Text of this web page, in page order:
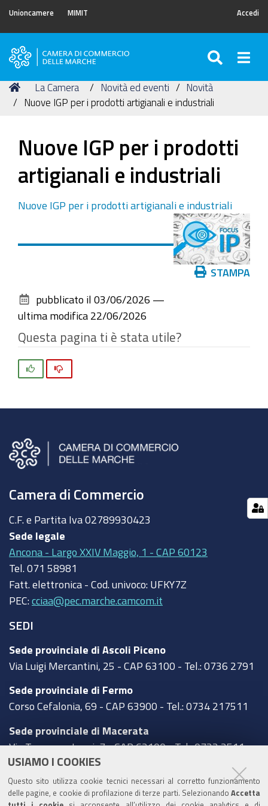
USIAMO I COOKIES
Questo sito utilizza cookie tecnici necessari al corretto funzionamento
delle pagine, e cookie di profilazione di terze parti. Selezionando Accetta
Unioncamere MIMIT Accedi
Camera
Commercio
delle
Tu
sei
Home
La Camera Novità ed eventi
Novità
Nuove IGP per i prodotti artigianali e industriali
Nuove IGP per i prodotti
artigianali e industriali
Nuove IGP per i prodotti artigianali e industriali
documento
STAMPA
pubblicato il 03/06/2026 —
ultima modifica 22/06/2026
Questa pagina ti è stata utile?
Camera di Commercio
C.F. e Partita Iva 02789930423
Sede legale
Ancona - Largo XXIV Maggio, 1 - CAP 60123
Tel. 071 58981
Fatt. elettronica - Cod. univoco: UFKY7Z
PEC: cciaa@pec.marche.camcom.it
SEDI
Sede provinciale di Ascoli Piceno
Via Luigi Mercantini, 25 - CAP 63100 - Tel.: 0736 2791
Sede provinciale di Fermo
Corso Cefalonia, 69 - CAP 63900 - Tel.: 0734 217511
Sede provinciale di Macerata
Via Tommaso Lauri, 7 - CAP 62100 - Tel.: 0733 2511
Corso XI Settembre, 116 - CAP 61121 - Tel.: 0721
3571